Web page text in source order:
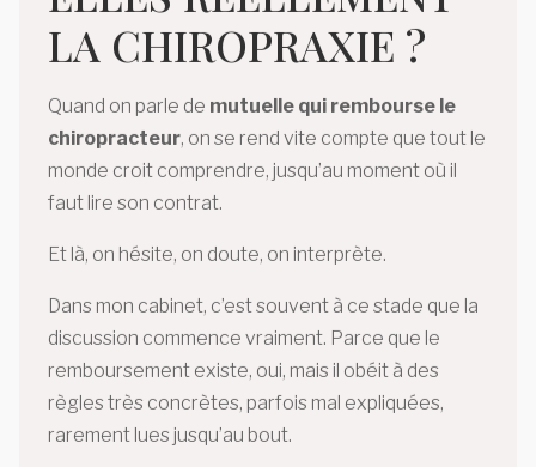
LA CHIROPRAXIE ?
Quand on parle de mutuelle qui rembourse le
chiropracteur, on se rend vite compte que tout le
monde croit comprendre, jusqu’au moment où il
faut lire son contrat.
Et là, on hésite, on doute, on interprète.
Dans mon cabinet, c’est souvent à ce stade que la
discussion commence vraiment. Parce que le
remboursement existe, oui, mais il obéit à des
règles très concrètes, parfois mal expliquées,
rarement lues jusqu’au bout.